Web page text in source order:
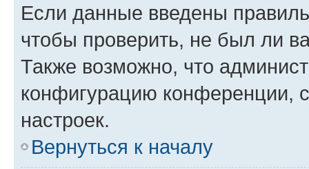
Если данные введены
чтобы проверить, не был ли
Также возможно, что
конфигурацию конференции,
настроек.
Вернуться к началу